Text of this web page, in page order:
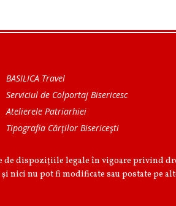
BASILICA Travel
Serviciul de Colportaj Bisericesc
Atelierele Patriarhiei
Tipografia Cărţilor Bisericeşti
dispoziţiile legale în vigoare privind
nici nu pot fi modificate sau postate pe